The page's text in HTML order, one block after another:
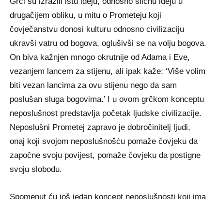
drugačijem obliku, u mitu o Prometeju koji
čovječanstvu donosi kulturu odnosno civilizaciju
ukravši vatru od bogova, oglušivši se na volju bogova.
On biva kažnjen mnogo okrutnije od Adama i Eve,
vezanjem lancem za stijenu, ali ipak kaže: ‘Više volim
biti vezan lancima za ovu stijenu nego da sam
poslušan sluga bogovima.’ I u ovom grčkom konceptu
neposlušnost predstavlja početak ljudske civilizacije.
Neposlušni Prometej zapravo je dobročinitelj ljudi,
onaj koji svojom neposlušnošću pomaže čovjeku da
započne svoju povijest, pomaže čovjeku da postigne
svoju slobodu.
Spomenut ću još jedan koncept neposlušnosti koji ima